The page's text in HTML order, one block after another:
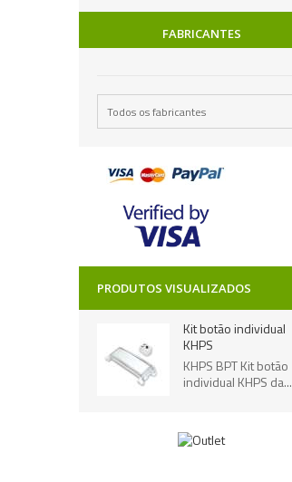
FABRICANTES
Todos os fabricantes
PRODUTOS VISUALIZADOS
Kit botão individual
KHPS
KHPS BPT Kit botão
individual KHPS da...